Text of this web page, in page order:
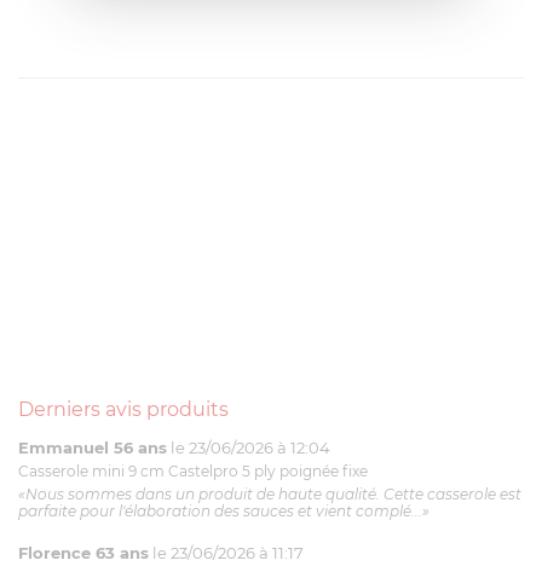
Derniers avis produits
Emmanuel 56 ans le 23/06/2026 à 12:04
Casserole mini 9 cm Castelpro 5 ply poignée fixe
«Nous sommes dans un produit de haute qualité. Cette casserole est
parfaite pour l'élaboration des sauces et vient complé...»
Florence 63 ans le 23/06/2026 à 11:17